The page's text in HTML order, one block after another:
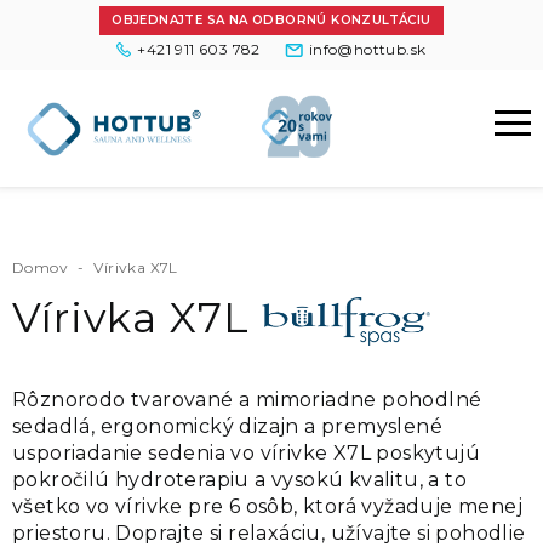
OBJEDNAJTE SA NA ODBORNÚ KONZULTÁCIU
+421 911 603 782 info@hottub.sk
Domov - Vírivka X7L
Vírivka X7L
Rôznorodo tvarované a mimoriadne pohodlné
sedadlá, ergonomický dizajn a premyslené
usporiadanie sedenia vo vírivke X7L poskytujú
pokročilú hydroterapiu a vysokú kvalitu, a to
všetko vo vírivke pre 6 osôb, ktorá vyžaduje menej
priestoru. Doprajte si relaxáciu, užívajte si pohodlie